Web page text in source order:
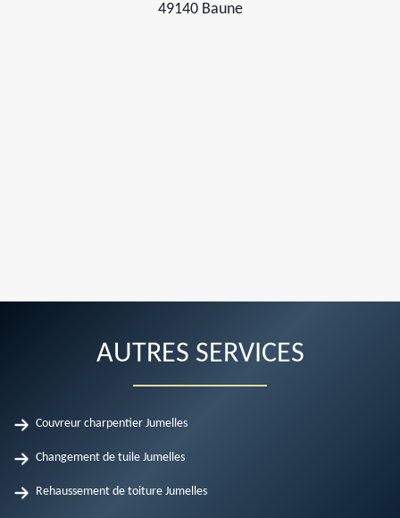
49140 Baune
AUTRES SERVICES
Couvreur charpentier Jumelles
Changement de tuile Jumelles
Rehaussement de toiture Jumelles